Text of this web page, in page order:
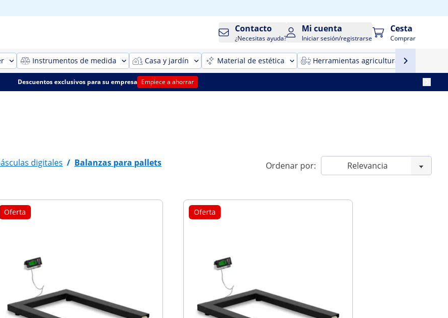
Contacto
¿Necesitas ayuda?
Mi cuenta
Iniciar sesión/registrarse
Cesta
Comprar
Instrumentos de medida Casa y jardín Material de estética Herramientas agricultura
Descuentos exclusivos para su empresa Empiece a ahorrar
digitales / Balanzas para pallets Ordenar por:
Oferta Oferta